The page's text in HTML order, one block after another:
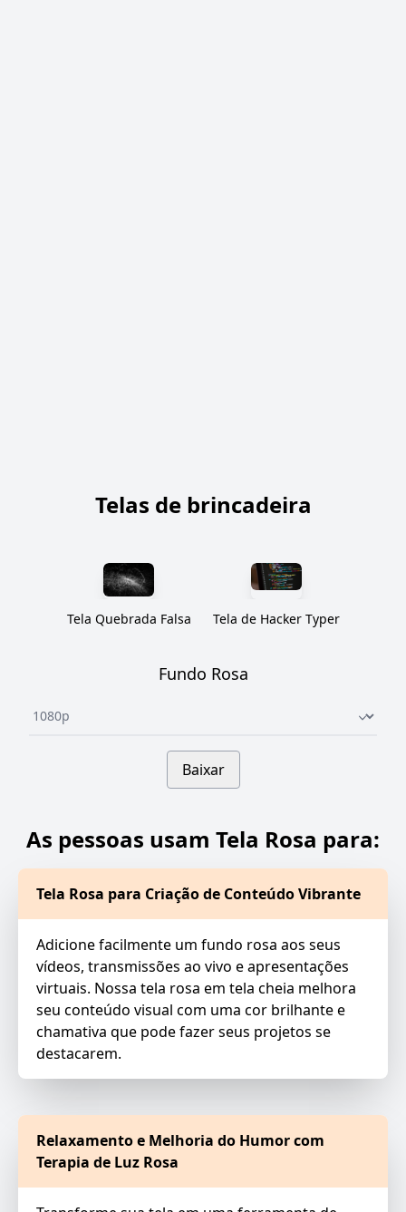
Telas de brincadeira
Tela Quebrada Falsa Tela de Hacker Typer
Fundo Rosa
Underline select
Baixar
As pessoas usam Tela Rosa para:
Tela Rosa para Criação de Conteúdo Vibrante
Adicione facilmente um fundo rosa aos seus
vídeos, transmissões ao vivo e apresentações
virtuais. Nossa tela rosa em tela cheia melhora
seu conteúdo visual com uma cor brilhante e
chamativa que pode fazer seus projetos se
destacarem.
Relaxamento e Melhoria do Humor com
Terapia de Luz Rosa